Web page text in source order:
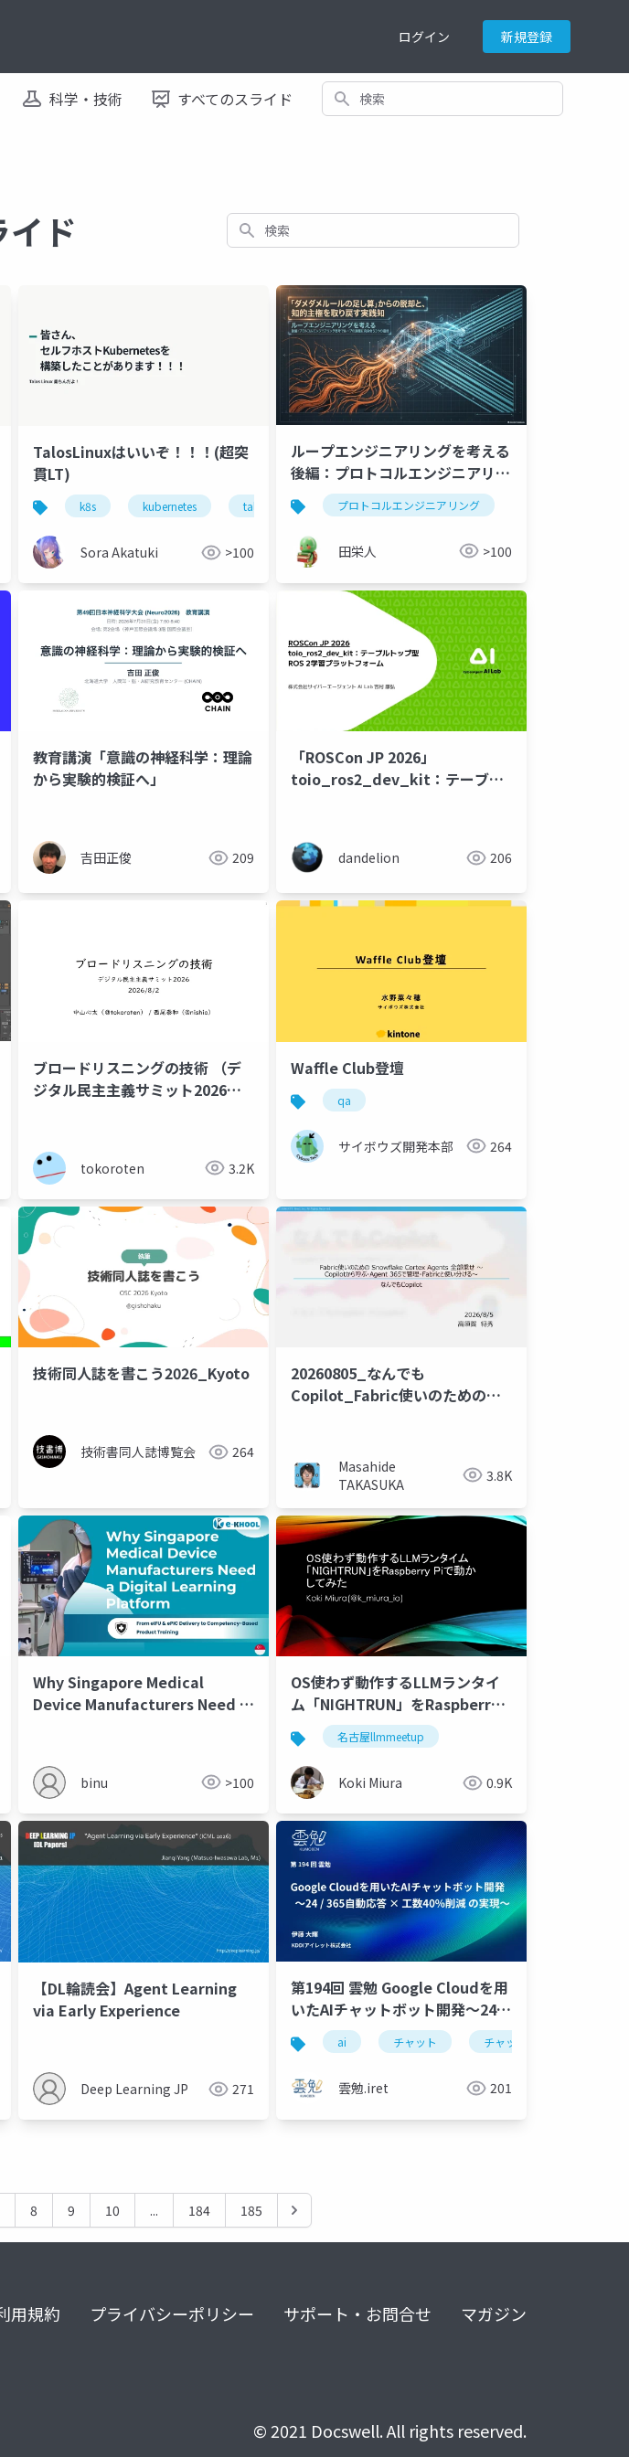
ログイン 新規登録
科学・技術 すべてのスライド 検索
ド 検索
バックアップ
TalosLinuxはいいぞ！！！(超突
貫LT)
k8s kubernetes taloslinux
Sora Akatuki >100
ループエンジニアリングを考える
後編：プロトコルエンジニアリン
グ思考でループの課題に向き合う
3つの指針
プロトコルエンジニアリング
田栄人 >100
教育講演「意識の神経科学：理論
から実験的検証へ」
吉田正俊 209
「ROSCon JP 2026」
toio_ros2_dev_kit：テーブル
dandelion 206
ブロードリスニングの技術 （デ
ジタル民主主義サミット2026登
tokoroten 3.2K
Waffle Club登壇
qa
サイボウズ開発本部 264
技術同人誌を書こう2026_Kyoto
技術書同人誌博覧会 264
20260805_なんでも
Copilot_Fabric使いのための
365で管理・Fabricと使い分け
る〜
Masahide
TAKASUKA
3.8K
Why Singapore Medical
Device Manufacturers Need a
binu >100
OS使わず動作するLLMランタイ
ム「NIGHTRUN」をRaspberry
Piで動かしてみた
名古屋llmmeetup
Koki Miura 0.9K
【DL輪読会】Agent Learning
via Early Experience
Deep Learning JP 271
第194回 雲勉 Google Cloudを用
いたAIチャットボット開発〜24 /
365自動応答 × 工数40%削減 の
実現〜
ai チャット チャットbot
雲勉.iret 201
8 9 10 ... 184 185
用規約 プライバシーポリシー サポート・お問合せ マガジン
© 2021 Docswell. All rights reserved.